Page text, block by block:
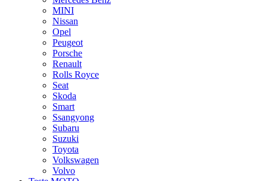
MINI
Nissan
Opel
Peugeot
Porsche
Renault
Rolls Royce
Seat
Skoda
Smart
Ssangyong
Subaru
Suzuki
Toyota
Volkswagen
Volvo